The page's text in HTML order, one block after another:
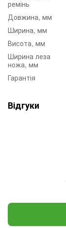
ремінь
Довжина, мм
Ширина, мм
Висота, мм
Ширина леза
ножа, мм
Гарантія
Відгуки